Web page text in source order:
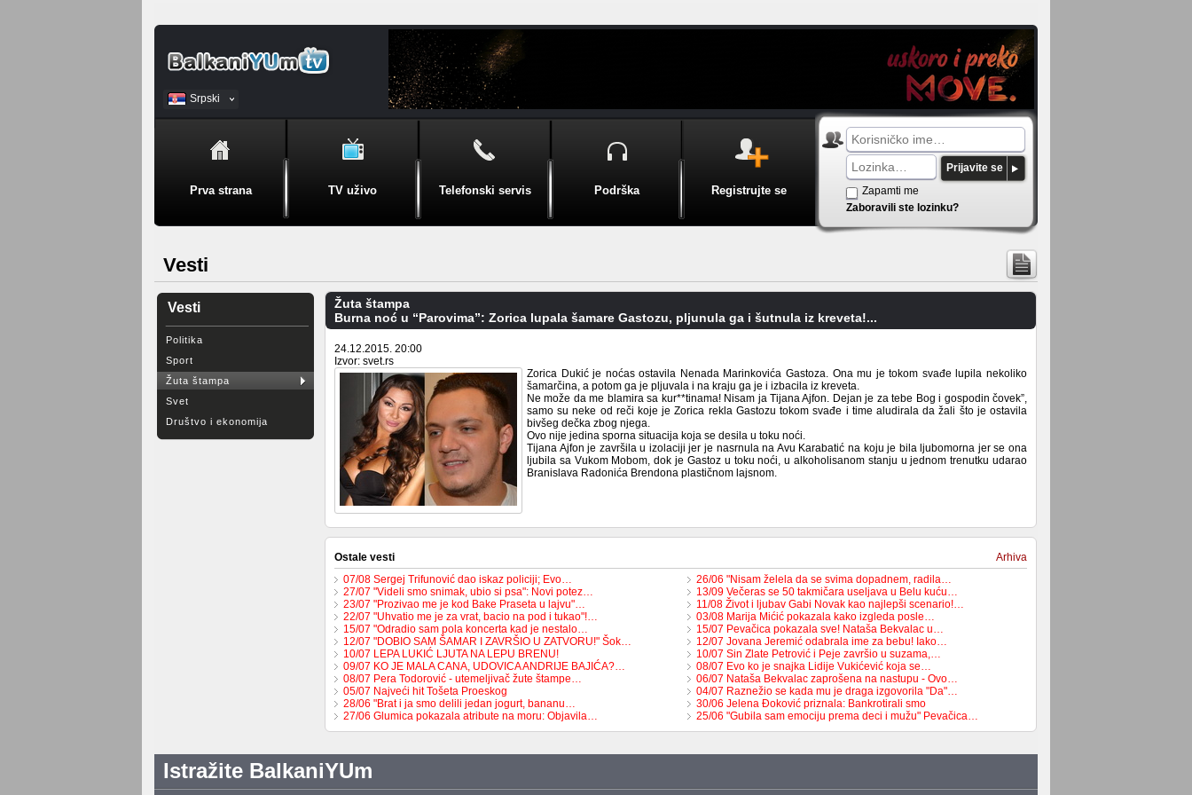
Srpski
BiH
Prva strana TV uživo Telefonski servis Podrška Registrujte se
Prijavite se
Zapamti me
Zaboravili ste lozinku?
Vesti
Vesti
Politika
Sport
Žuta štampa
Svet
Društvo i ekonomija
Žuta štampa
Burna noć u “Parovima”: Zorica lupala šamare Gastozu, pljunula ga i šutnula iz kreveta!...
24.12.2015. 20:00
Izvor: svet.rs
Zorica Dukić je noćas ostavila Nenada Marinkovića Gastoza. Ona mu je tokom svađe lupila nekoliko
šamarčina, a potom ga je pljuvala i na kraju ga je i izbacila iz kreveta.
Ne može da me blamira sa kur**tinama! Nisam ja Tijana Ajfon. Dejan je za tebe Bog i gospodin čovek”,
samo su neke od reči koje je Zorica rekla Gastozu tokom svađe i time aludirala da žali što je ostavila
bivšeg dečka zbog njega.
Ovo nije jedina sporna situacija koja se desila u toku noći.
Tijana Ajfon je završila u izolaciji jer je nasrnula na Avu Karabatić na koju je bila ljubomorna jer se ona
ljubila sa Vukom Mobom, dok je Gastoz u toku noći, u alkoholisanom stanju u jednom trenutku udarao
Branislava Radonića Brendona plastičnom lajsnom.
Ostale vesti
Arhiva
07/08 Sergej Trifunović dao iskaz policiji; Evo…
27/07 "Videli smo snimak, ubio si psa": Novi potez…
23/07 "Prozivao me je kod Bake Praseta u lajvu"…
22/07 "Uhvatio me je za vrat, bacio na pod i tukao"!…
15/07 "Odradio sam pola koncerta kad je nestalo…
12/07 "DOBIO SAM ŠAMAR I ZAVRŠIO U ZATVORU!" Šok…
10/07 LEPA LUKIĆ LJUTA NA LEPU BRENU!
09/07 KO JE MALA CANA, UDOVICA ANDRIJE BAJIĆA?…
08/07 Pera Todorović - utemeljivač žute štampe…
05/07 Najveći hit Tošeta Proeskog
28/06 "Brat i ja smo delili jedan jogurt, bananu…
27/06 Glumica pokazala atribute na moru: Objavila…
26/06 "Nisam želela da se svima dopadnem, radila…
13/09 Večeras se 50 takmičara useljava u Belu kuću…
11/08 Život i ljubav Gabi Novak kao najlepši scenario!…
03/08 Marija Mićić pokazala kako izgleda posle…
15/07 Pevačica pokazala sve! Nataša Bekvalac u…
12/07 Jovana Jeremić odabrala ime za bebu! Iako…
10/07 Sin Zlate Petrović i Peje završio u suzama,…
08/07 Evo ko je snajka Lidije Vukićević koja se…
06/07 Nataša Bekvalac zaprošena na nastupu - Ovo…
04/07 Raznežio se kada mu je draga izgovorila "Da"…
30/06 Jelena Đoković priznala: Bankrotirali smo
25/06 "Gubila sam emociju prema deci i mužu" Pevačica…
Istražite BalkaniYUm